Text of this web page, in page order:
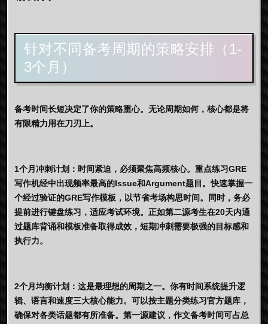
针对不同备考周期的策略安排（1-
3个月）
备考时间长短决定了你的策略重心。无论周期如何，核心都是将
有限精力用在刀刃上。
1个月冲刺计划： 时间紧迫，必须聚焦高频核心。重点练习GRE
写作机经中出现频率最高的Issue和Argument题目。快速掌握一
个经过验证的GRE写作模板 ，以节省考场构思时间。同时，务必
提前进行键盘练习，适应考试环境。正如第二源考生在20天内通
过题库背诵和模板准备取得成效，短期冲刺需要极强的目标感和
执行力。
2个月均衡计划： 这是最理想的周期之一。你有时间系统提升逻
辑、语言和速度三大核心能力。可以按主题分类练习官方题库，
确保对各类话题都有所准备。第一源建议，作文备考时间可占总